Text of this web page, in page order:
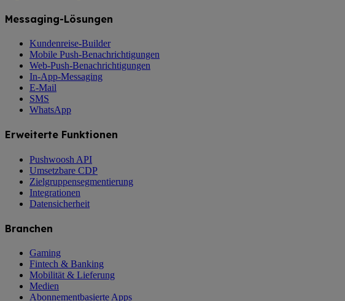
Messaging-Lösungen
Kundenreise-Builder
Mobile Push-Benachrichtigungen
Web-Push-Benachrichtigungen
In-App-Messaging
E-Mail
SMS
WhatsApp
Erweiterte Funktionen
Pushwoosh API
Umsetzbare CDP
Zielgruppensegmentierung
Integrationen
Datensicherheit
Branchen
Gaming
Fintech & Banking
Mobilität & Lieferung
Medien
Abonnementbasierte Apps